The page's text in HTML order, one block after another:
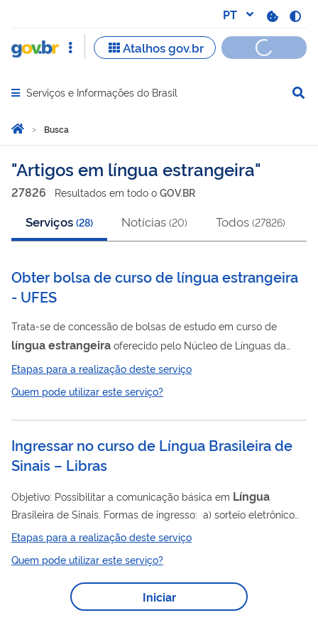
Abrir menu principal de navegação
Serviços e Informações do Brasil
Você está aqui:
Página Inicial
Busca
Busca
Artigos em língua estrangeira
27826 Resultados em todo o GOV.BR
Serviços (28) Notícias (20) Todos (27826)
Obter bolsa de curso de língua estrangeira
- UFES
Trata-se de concessão de bolsas de estudo em curso de
línguaestrangeira oferecido pelo Núcleo de Línguas da
Etapas para a realização deste serviço
Quem pode utilizar este serviço?
Ingressar no curso de Língua Brasileira de
Sinais – Libras
Objetivo: Possibilitar a comunicação básica em Língua
Brasileira de Sinais. Formas de ingresso: a) sorteio eletrônico
de vagas de ampla concorrência para o Módulo I, regido por
edital de inscrição semestral, divulgado em link ; b) sorteio
eletrônico de vagas de ampla concorrência para avaliação de
nivelamento de candidatos que já tenham algum
conhecimento de Libras para matrícula nos Módulos II a V,
Etapas para a realização deste serviço
Quem pode utilizar este serviço?
Iniciar